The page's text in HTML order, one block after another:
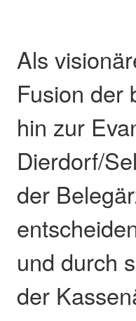
Als
Fusion der
hin zur
Dierdorf/
der
und durch
der